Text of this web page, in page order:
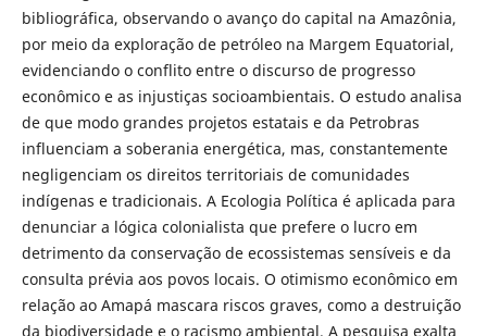
bibliográfica, observando o avanço do capital na Amazônia,
por meio da exploração de petróleo na Margem Equatorial,
evidenciando o conflito entre o discurso de progresso
econômico e as injustiças socioambientais. O estudo analisa
de que modo grandes projetos estatais e da Petrobras
influenciam a soberania energética, mas, constantemente
negligenciam os direitos territoriais de comunidades
indígenas e tradicionais. A Ecologia Política é aplicada para
denunciar a lógica colonialista que prefere o lucro em
detrimento da conservação de ecossistemas sensíveis e da
consulta prévia aos povos locais. O otimismo econômico em
relação ao Amapá mascara riscos graves, como a destruição
da biodiversidade e o racismo ambiental. A pesquisa exalta